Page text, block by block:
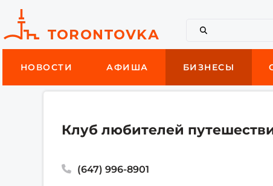
НОВОСТИ АФИША БИЗНЕСЫ
Клуб любителей
(647) 996-8901